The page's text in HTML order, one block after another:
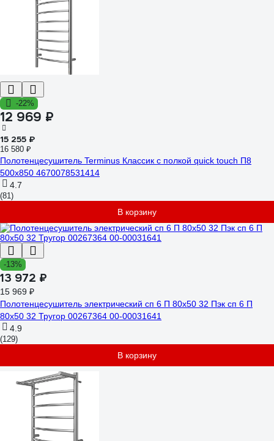
-22%
12 969 ₽
15 255 ₽
16 580 ₽
Полотенцесушитель Terminus Классик с полкой quick touch П8
500x850 4670078531414
4.7
(81)
В корзину
-13%
13 972 ₽
15 969 ₽
Полотенцесушитель электрический сп 6 П 80х50 32 Пэк сп 6 П
80х50 32 Тругор 00267364 00-00031641
4.9
(129)
В корзину